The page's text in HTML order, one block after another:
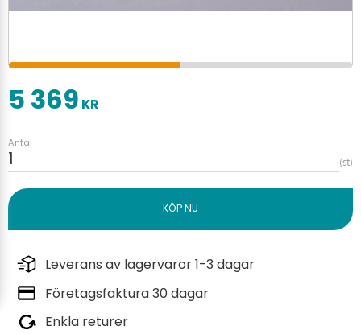
5 369 KR
Antal
st
Leverans av lagervaror 1-3 dagar
Företagsfaktura 30 dagar
Enkla returer